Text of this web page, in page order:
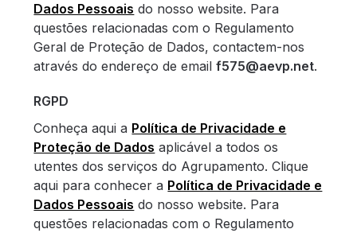
Dados Pessoais do nosso website. Para
questões relacionadas com o Regulamento
Geral de Proteção de Dados, contactem-nos
através do endereço de emailf575@aevp.net.
RGPD
Conheça aqui a Política de Privacidade e
Proteção de Dados aplicável a todos os
utentes dos serviços do Agrupamento. Clique
aqui para conhecer a Política de Privacidade e
Dados Pessoais do nosso website. Para
questões relacionadas com o Regulamento